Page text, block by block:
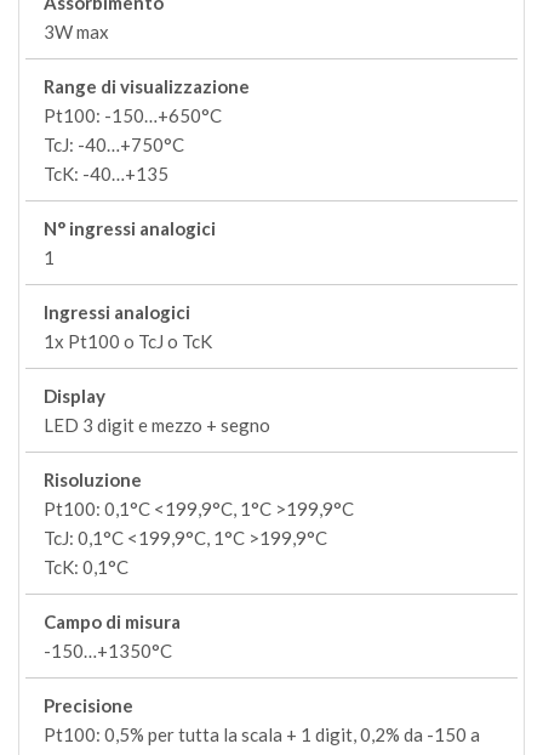
3W max
Range di visualizzazione
Pt100: -150…+650°C
TcJ: -40…+750°C
TcK: -40…+135
N° ingressi analogici
1
Ingressi analogici
1x Pt100 o TcJ o TcK
Display
LED 3 digit e mezzo + segno
Risoluzione
Pt100: 0,1°C <199,9°C, 1°C >199,9°C
TcJ: 0,1°C <199,9°C, 1°C >199,9°C
TcK: 0,1°C
Campo di misura
-150…+1350°C
Precisione
Pt100: 0,5% per tutta la scala + 1 digit, 0,2% da -150 a